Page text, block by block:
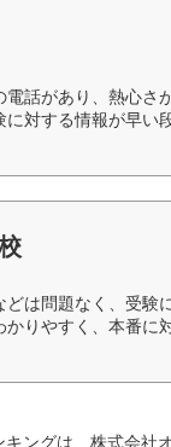
電話があり、熱心さ
対する情報が早い
は問題なく、受験
りやすく、本番に
キングは、株式会社